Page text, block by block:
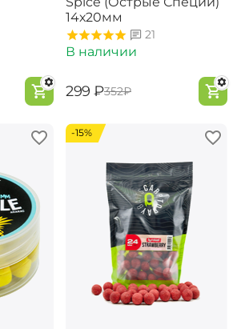
14х20мм
21
В наличии
‍299‍ ₽‍352‍₽
-15%